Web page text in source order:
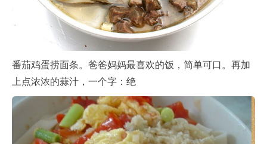
番茄鸡蛋捞面条。爸爸妈妈最喜欢的饭，简单可口。再加
上点浓浓的蒜汁，一个字：绝